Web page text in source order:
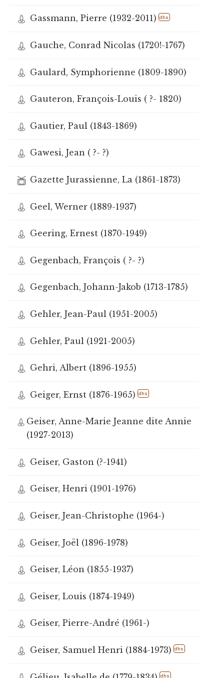
Gassmann, Pierre (1932-2011) dhs
Gauche, Conrad Nicolas (1720!-1767)
Gaulard, Symphorienne (1809-1890)
Gauteron, François-Louis ( ?- 1820)
Gautier, Paul (1843-1869)
Gawesi, Jean ( ?- ?)
Gazette Jurassienne, La (1861-1873)
Geel, Werner (1889-1937)
Geering, Ernest (1870-1949)
Gegenbach, François ( ?- ?)
Gegenbach, Johann-Jakob (1713-1785)
Gehler, Jean-Paul (1951-2005)
Gehler, Paul (1921-2005)
Gehri, Albert (1896-1955)
Geiger, Ernst (1876-1965) dhs
Geiser, Anne-Marie Jeanne dite Annie
(1927-2013)
Geiser, Gaston (?-1941)
Geiser, Henri (1901-1976)
Geiser, Jean-Christophe (1964-)
Geiser, Joël (1896-1978)
Geiser, Léon (1855-1937)
Geiser, Louis (1874-1949)
Geiser, Pierre-André (1961-)
Geiser, Samuel Henri (1884-1973) dhs
dhs